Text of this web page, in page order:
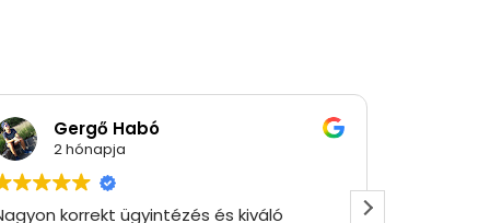
Gergő Habó
2 hónapja
korrekt ügyintézés és kiváló